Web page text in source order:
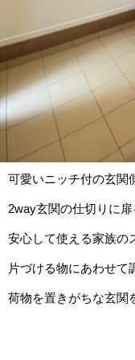
可愛いニッチ付の玄関
2way玄関の仕切りに
安心して使える家族の
片づける物にあわせて
荷物を置きがちな玄関